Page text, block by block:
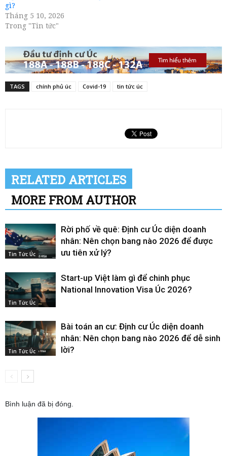
gì?
Tháng 5 10, 2026
Trong "Tin tức"
TAGS chính phủ úc Covid-19 tin tức úc
RELATED ARTICLES
MORE FROM AUTHOR
Tin Tức Úc
Rời phố về quê: Định cư Úc diện doanh
nhân: Nên chọn bang nào 2026 để được
ưu tiên xử lý?
Tin Tức Úc
Start-up Việt làm gì để chinh phục
National Innovation Visa Úc 2026?
Tin Tức Úc
Bài toán an cư: Định cư Úc diện doanh
nhân: Nên chọn bang nào 2026 để dễ sinh
lời?
Bình luận đã bị đóng.